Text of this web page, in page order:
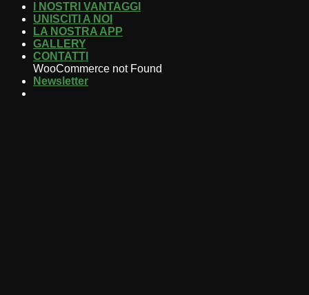
I NOSTRI VANTAGGI
UNISCITI A NOI
LA NOSTRA APP
GALLERY
CONTATTI
WooCommerce not Found
Newsletter